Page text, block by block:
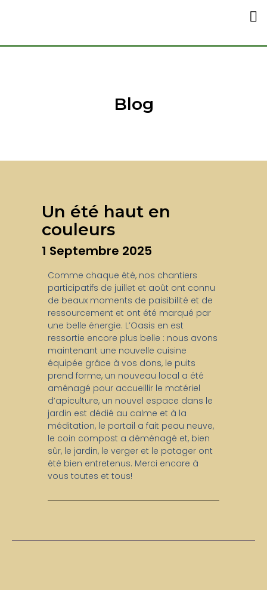
Blog
Un été haut en
couleurs
1 Septembre 2025
Comme chaque été, nos chantiers
participatifs de juillet et août ont connu
de beaux moments de paisibilité et de
ressourcement et ont été marqué par
une belle énergie. L’Oasis en est
ressortie encore plus belle : nous avons
maintenant une nouvelle cuisine
équipée grâce à vos dons, le puits
prend forme, un nouveau local a été
aménagé pour accueillir le matériel
d’apiculture, un nouvel espace dans le
jardin est dédié au calme et à la
méditation, le portail a fait peau neuve,
le coin compost a déménagé et, bien
sûr, le jardin, le verger et le potager ont
été bien entretenus. Merci encore à
vous toutes et tous!